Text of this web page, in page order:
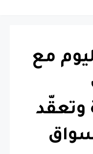
مع
وتعقّد